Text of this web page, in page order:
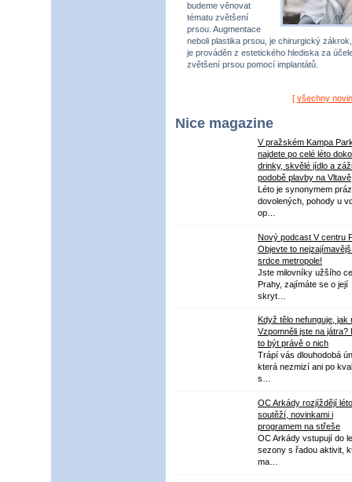
budeme věnovat
tématu zvětšení
prsou. Augmentace
neboli plastika prsou, je chirurgický
je prováděn z estetického hlediska za
zvětšení prsou pomocí implantátů.
[ všechny
Nice magazine
V pražském Kampa
najdete po celé léto
drinky, skvělé jídlo a
podobě plavby na Vltavě
Léto je synonymem
dovolených, pohody u
op…
Nový podcast V centru
Objevte to
srdce metropole!
Jste milovníky užšího
Prahy, zajímáte se o její
skryt…
Když tělo nefunguje, jak
Vzpomněli jste na játra?
to být právě o nich
Trápí vás dlouhodobá
která nezmizí ani po
s…
OC Arkády rozjíždějí léto
soutěží, novinkami i
programem na střeše
OC Arkády vstupují do
sezony s řadou aktivit,
ma…